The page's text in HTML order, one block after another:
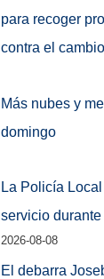
para recoger
contra el
Más nubes y
domingo
La Policía
servicio
2026-08-08
El debarra